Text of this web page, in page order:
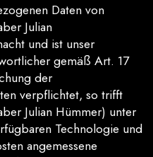
Daten von
Julian
und ist unser
gemäß Art. 17
der
verpflichtet, so trifft
Julian Hümmer) unter
Technologie und
angemessene